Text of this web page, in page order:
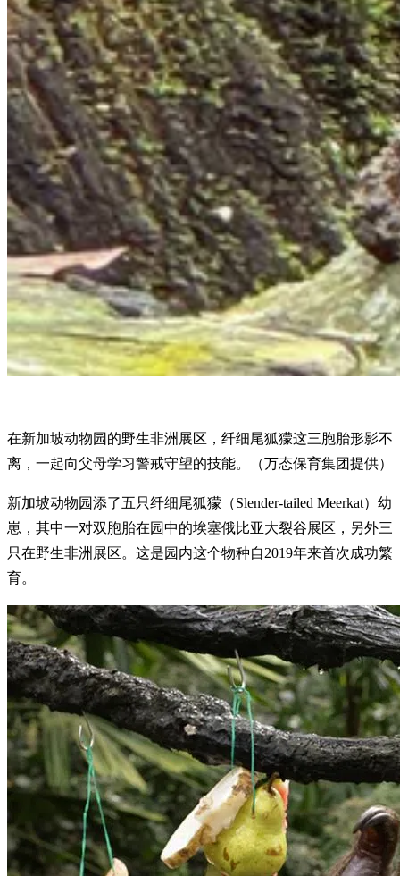
在新加坡动物园的野生非洲展区，纤细尾狐獴这三胞胎形影不
离，一起向父母学习警戒守望的技能。（万态保育集团提供）
新加坡动物园添了五只纤细尾狐獴（Slender-tailed Meerkat）幼
崽，其中一对双胞胎在园中的埃塞俄比亚大裂谷展区，另外三
只在野生非洲展区。这是园内这个物种自2019年来首次成功繁
育。